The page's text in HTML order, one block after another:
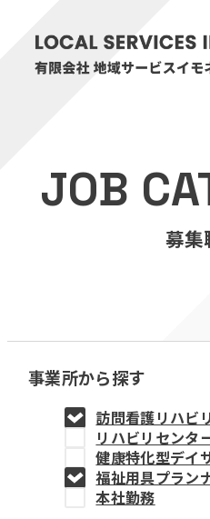
医療・介護事業
訪問看護リハビ
福祉用具プラン
教育事業
姫路中央こども園
姫路中央保育園
JOB
募集
事業所から探す
訪問看護リハビ
リハビリセンタ
健康特化型デイ
福祉用具プラン
本社勤務